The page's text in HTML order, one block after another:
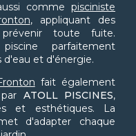
commepisciniste
, appliquant des
toute fuite.
parfaitement
et d'énergie.
fait également
ATOLL PISCINES,
et esthétiques. La
d'adapter chaque